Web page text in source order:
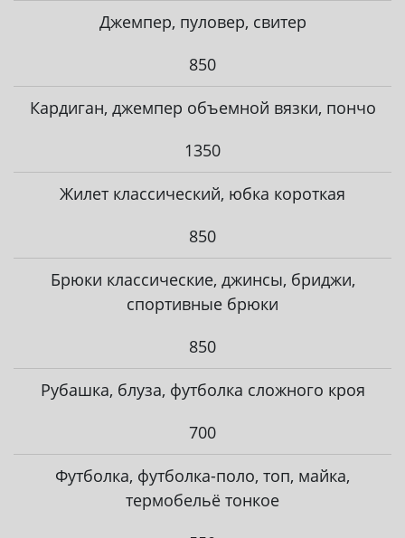
Джемпер, пуловер, свитер
850
Кардиган, джемпер объемной вязки, пончо
1350
Жилет классический, юбка короткая
850
Брюки классические, джинсы, бриджи,
спортивные брюки
850
Рубашка, блуза, футболка сложного кроя
700
Футболка, футболка-поло, топ, майка,
термобельё тонкое